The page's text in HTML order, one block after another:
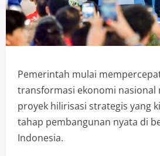
Pemerintah mulai
transformasi ekonomi nasional
proyek hilirisasi strategis yang
tahap pembangunan nyata di
Indonesia.